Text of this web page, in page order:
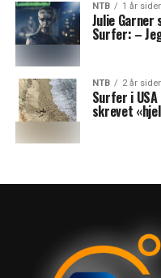
NTB 1 år
Julie
Surfer: –
NTB 2 år
Surfer i
skrevet